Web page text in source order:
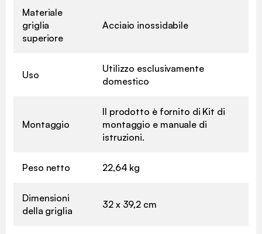
Materiale
griglia
superiore
Acciaio inossidabile
Uso
Utilizzo esclusivamente
domestico
Montaggio
Il prodotto è fornito di Kit di
montaggio e manuale di
istruzioni.
Peso netto 22,64 kg
Dimensioni
della griglia
32 x 39,2 cm